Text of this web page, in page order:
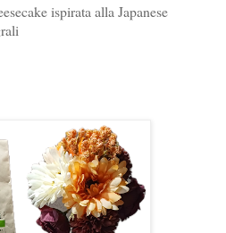
ispirata alla Japanese